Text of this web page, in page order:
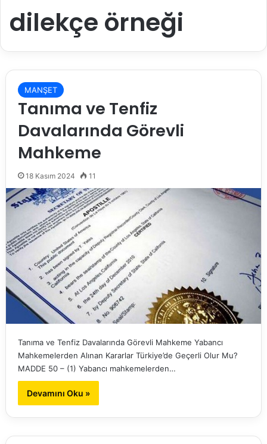
dilekçe örneği
MANŞET
Tanıma ve Tenfiz
Davalarında Görevli
Mahkeme
18 Kasım 2024 11
Tanıma ve Tenfiz Davalarında Görevli Mahkeme Yabancı
Mahkemelerden Alınan Kararlar Türkiye’de Geçerli Olur Mu?
MADDE 50 – (1) Yabancı mahkemelerden…
Devamını Oku »